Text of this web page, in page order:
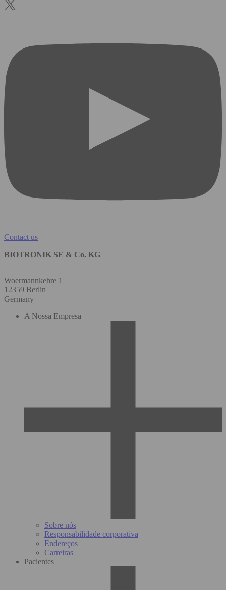
Contact us
BIOTRONIK SE & Co. KG
Woermannkehre 1
12359 Berlin
Germany
A Nossa Empresa
Sobre nós
Responsabilidade corporativa
Endereços
Carreiras
Pacientes